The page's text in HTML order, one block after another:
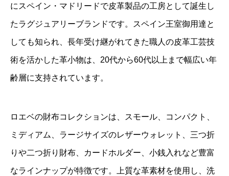
にスペイン・マドリードで皮革製品の工房として誕生し
たラグジュアリーブランドです。スペイン王室御用達と
しても知られ、長年受け継がれてきた職人の皮革工芸技
術を活かした革小物は、20代から60代以上まで幅広い年
齢層に支持されています。
ロエベの財布コレクションは、スモール、コンパクト、
ミディアム、ラージサイズのレザーウォレット、三つ折
りや二つ折り財布、カードホルダー、小銭入れなど豊富
なラインナップが特徴です。上質な革素材を使用し、洗